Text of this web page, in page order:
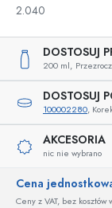
2.040
DOSTOSUJ
200 ml,
DOSTOSUJ
100002280,
AKCESORIA
nic nie wybrano
Cena
Ceny z VAT, bez kosztów